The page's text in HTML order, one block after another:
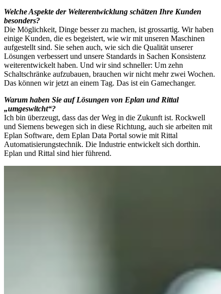
Welche Aspekte der Weiterentwicklung schätzen Ihre Kunden
besonders?
Die Möglichkeit, Dinge besser zu machen, ist grossartig. Wir haben
einige Kunden, die es begeistert, wie wir mit unseren Maschinen
aufgestellt sind. Sie sehen auch, wie sich die Qualität unserer
Lösungen verbessert und unsere Standards in Sachen Konsistenz
weiterentwickelt haben. Und wir sind schneller: Um zehn
Schaltschränke aufzubauen, brauchen wir nicht mehr zwei Wochen.
Das können wir jetzt an einem Tag. Das ist ein Gamechanger.
Warum haben Sie auf Lösungen von Eplan und Rittal
„umgeswitcht“?
Ich bin überzeugt, dass das der Weg in die Zukunft ist. Rockwell
und Siemens bewegen sich in diese Richtung, auch sie arbeiten mit
Eplan Software, dem Eplan Data Portal sowie mit Rittal
Automatisierungstechnik. Die Industrie entwickelt sich dorthin.
Eplan und Rittal sind hier führend.